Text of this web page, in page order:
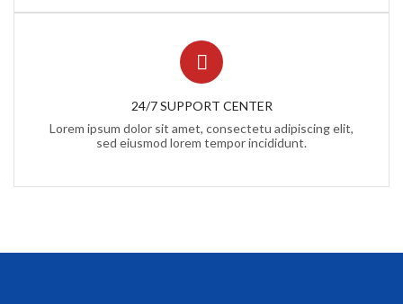
24/7 SUPPORT CENTER
Lorem ipsum dolor sit amet, consectetu adipiscing elit,
sed eiusmod lorem tempor incididunt.